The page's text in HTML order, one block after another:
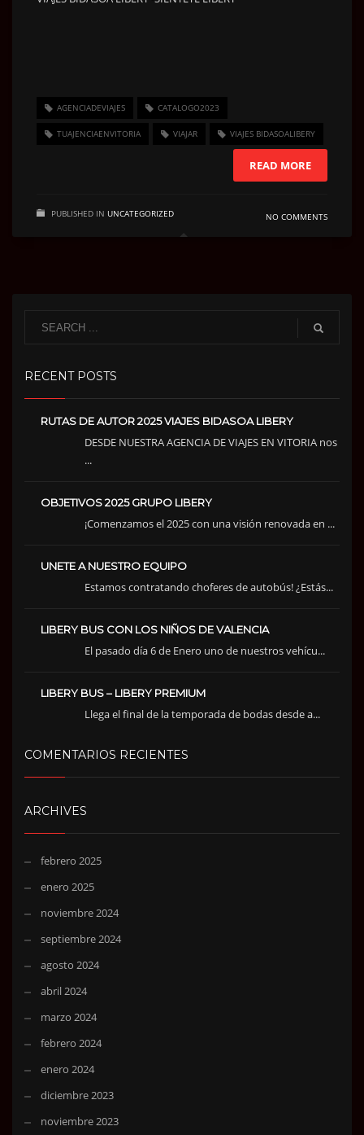
AGENCIADEVIAJES CATALOGO2023
TUAJENCIAENVITORIA VIAJAR VIAJES BIDASOALIBERY
READ MORE
PUBLISHED IN UNCATEGORIZED NO COMMENTS
RECENT POSTS
RUTAS DE AUTOR 2025 VIAJES BIDASOA LIBERY
DESDE NUESTRA AGENCIA DE VIAJES EN VITORIA nos
...
OBJETIVOS 2025 GRUPO LIBERY
¡Comenzamos el 2025 con una visión renovada en ...
UNETE A NUESTRO EQUIPO
Estamos contratando choferes de autobús! ¿Estás...
LIBERY BUS CON LOS NIÑOS DE VALENCIA
El pasado día 6 de Enero uno de nuestros vehícu...
LIBERY BUS – LIBERY PREMIUM
Llega el final de la temporada de bodas desde a...
COMENTARIOS RECIENTES
ARCHIVES
febrero 2025
enero 2025
noviembre 2024
septiembre 2024
agosto 2024
abril 2024
marzo 2024
febrero 2024
enero 2024
diciembre 2023
noviembre 2023